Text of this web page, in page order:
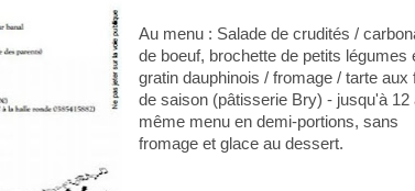
Au menu : Salade de crudités /
de boeuf, brochette de petits légumes
gratin dauphinois / fromage / tarte aux
de saison (pâtisserie Bry) - jusqu'à 12
même menu en demi-portions, sans
fromage et glace au dessert.